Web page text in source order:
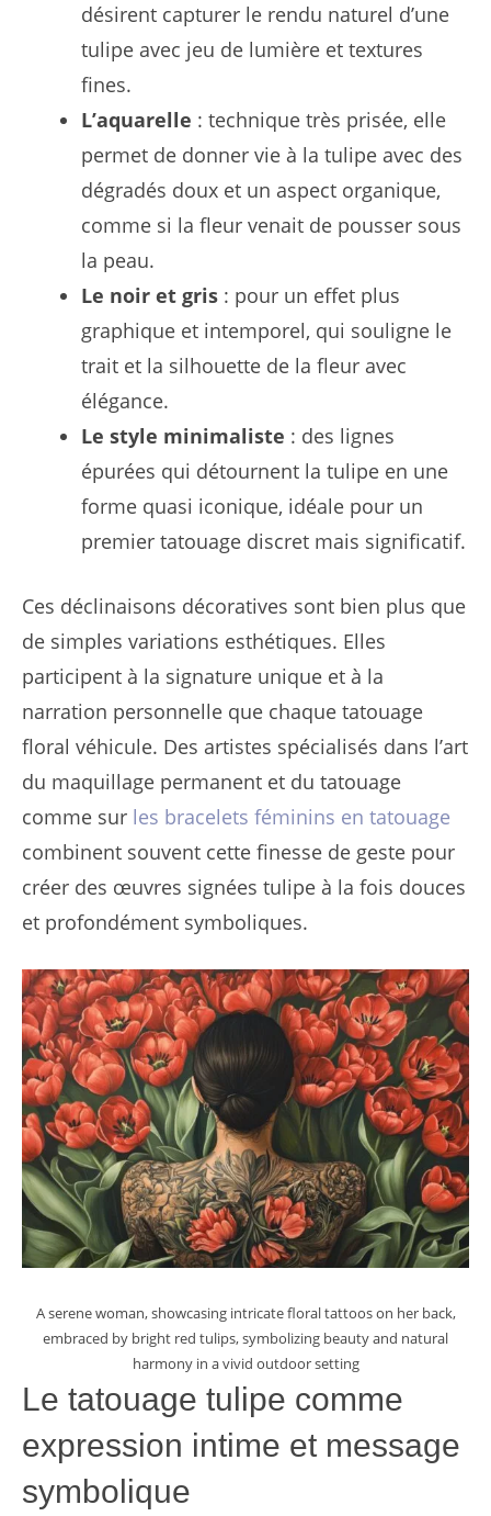
désirent capturer le rendu naturel d’une
tulipe avec jeu de lumière et textures
fines.
L’aquarelle : technique très prisée, elle
permet de donner vie à la tulipe avec des
dégradés doux et un aspect organique,
comme si la fleur venait de pousser sous
la peau.
Le noir et gris : pour un effet plus
graphique et intemporel, qui souligne le
trait et la silhouette de la fleur avec
élégance.
Le style minimaliste : des lignes
épurées qui détournent la tulipe en une
forme quasi iconique, idéale pour un
premier tatouage discret mais significatif.
Ces déclinaisons décoratives sont bien plus que
de simples variations esthétiques. Elles
participent à la signature unique et à la
narration personnelle que chaque tatouage
floral véhicule. Des artistes spécialisés dans l’art
du maquillage permanent et du tatouage
comme sur les bracelets féminins en tatouage
combinent souvent cette finesse de geste pour
créer des œuvres signées tulipe à la fois douces
et profondément symboliques.
A serene woman, showcasing intricate floral tattoos on her back,
embraced by bright red tulips, symbolizing beauty and natural
harmony in a vivid outdoor setting
Le tatouage tulipe comme
expression intime et message
symbolique